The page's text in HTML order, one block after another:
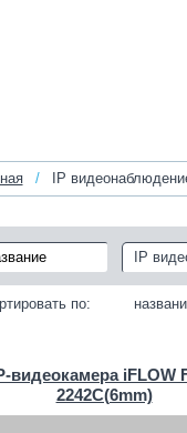
/ IP
IP
по:
iFLOW
2242C(6mm)